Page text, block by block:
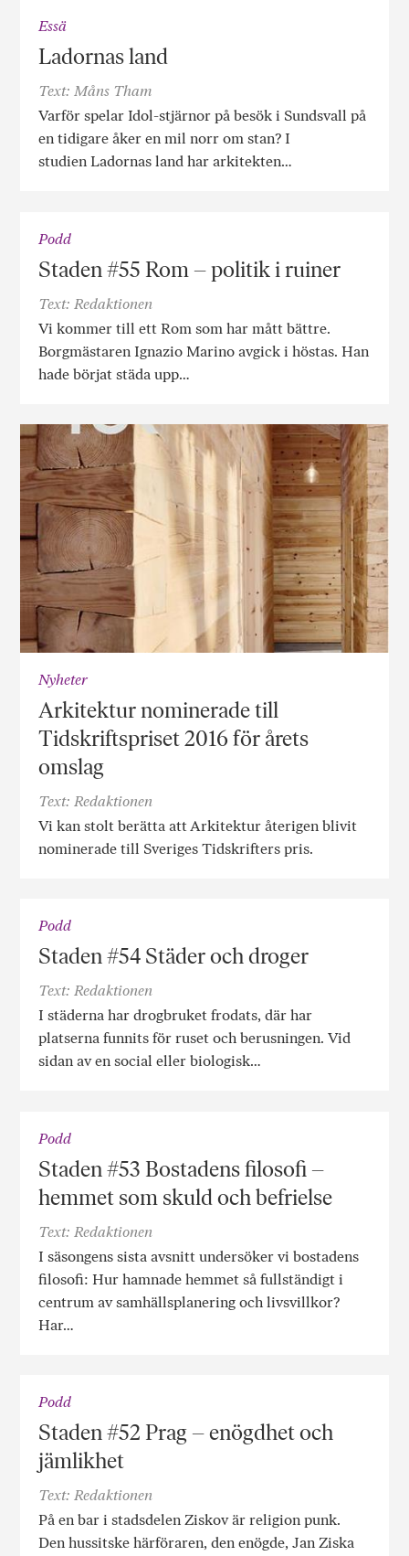
Essä
Ladornas land
Text: Måns Tham
Varför spelar Idol-stjärnor på besök i Sundsvall på
en tidigare åker en mil norr om stan? I
studien Ladornas land har arkitekten…
Podd
Staden #55 Rom – politik i ruiner
Text: Redaktionen
Vi kommer till ett Rom som har mått bättre.
Borgmästaren Ignazio Marino avgick i höstas. Han
hade börjat städa upp…
Nyheter
Arkitektur nominerade till
Tidskriftspriset 2016 för årets
omslag
Text: Redaktionen
Vi kan stolt berätta att Arkitektur återigen blivit
nominerade till Sveriges Tidskrifters pris.
Podd
Staden #54 Städer och droger
Text: Redaktionen
I städerna har drogbruket frodats, där har
platserna funnits för ruset och berusningen. Vid
sidan av en social eller biologisk…
Podd
Staden #53 Bostadens filosofi –
hemmet som skuld och befrielse
Text: Redaktionen
I säsongens sista avsnitt undersöker vi bostadens
filosofi: Hur hamnade hemmet så fullständigt i
centrum av samhällsplanering och livsvillkor?
Har…
Podd
Staden #52 Prag – enögdhet och
jämlikhet
Text: Redaktionen
På en bar i stadsdelen Ziskov är religion punk.
Den hussitske härföraren, den enögde, Jan Ziska